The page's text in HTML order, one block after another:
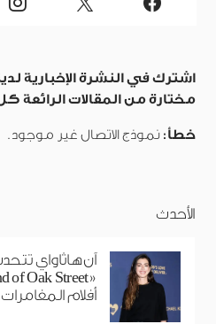
اشترك في النشرة الإخبارية
مختارة من المقالات الرائعة
خطأ: نموذج الاتصال غير موجود.
الأحدث
آن هاثاواي
أفلام